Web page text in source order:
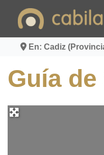
En: Cadiz
Guía